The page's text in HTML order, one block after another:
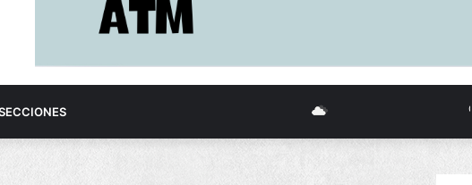
Otavalo